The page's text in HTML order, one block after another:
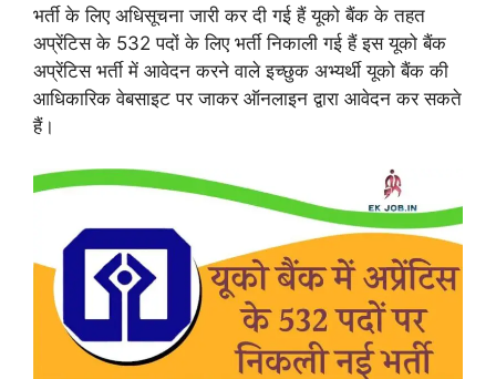
भर्ती के लिए अधिसूचना जारी कर दी गई हैं यूको बैंक के तहत
अप्रेंटिस के 532 पदों के लिए भर्ती निकाली गई हैं इस यूको बैंक
अप्रेंटिस भर्ती में आवेदन करने वाले इच्छुक अभ्यर्थी यूको बैंक की
आधिकारिक वेबसाइट पर जाकर ऑनलाइन द्वारा आवेदन कर सकते
हैं।